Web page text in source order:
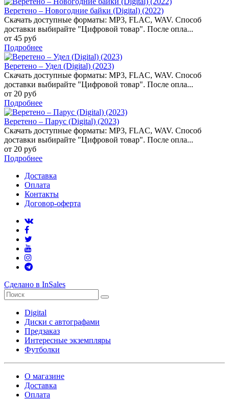
Веретено – Новогодние байки (Digital) (2022)
Скачать доступные форматы: MP3, FLAC, WAV. Способ
доставки выбирайте "Цифровой товар". После опла...
от 45 руб
Подробнее
Веретено – Удел (Digital) (2023)
Скачать доступные форматы: MP3, FLAC, WAV. Способ
доставки выбирайте "Цифровой товар". После опла...
от 20 руб
Подробнее
Веретено – Парус (Digital) (2023)
Скачать доступные форматы: MP3, FLAC, WAV. Способ
доставки выбирайте "Цифровой товар". После опла...
от 20 руб
Подробнее
Доставка
Оплата
Контакты
Договор-оферта
Сделано в InSales
Digital
Диски с автографами
Предзаказ
Интересные экземпляры
Футболки
О магазине
Доставка
Оплата